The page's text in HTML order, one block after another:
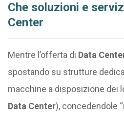
Che soluzioni e
Center
Mentre l’offerta di Data
spostando su strutture
macchine a disposizione dei
Data Center), concedendole